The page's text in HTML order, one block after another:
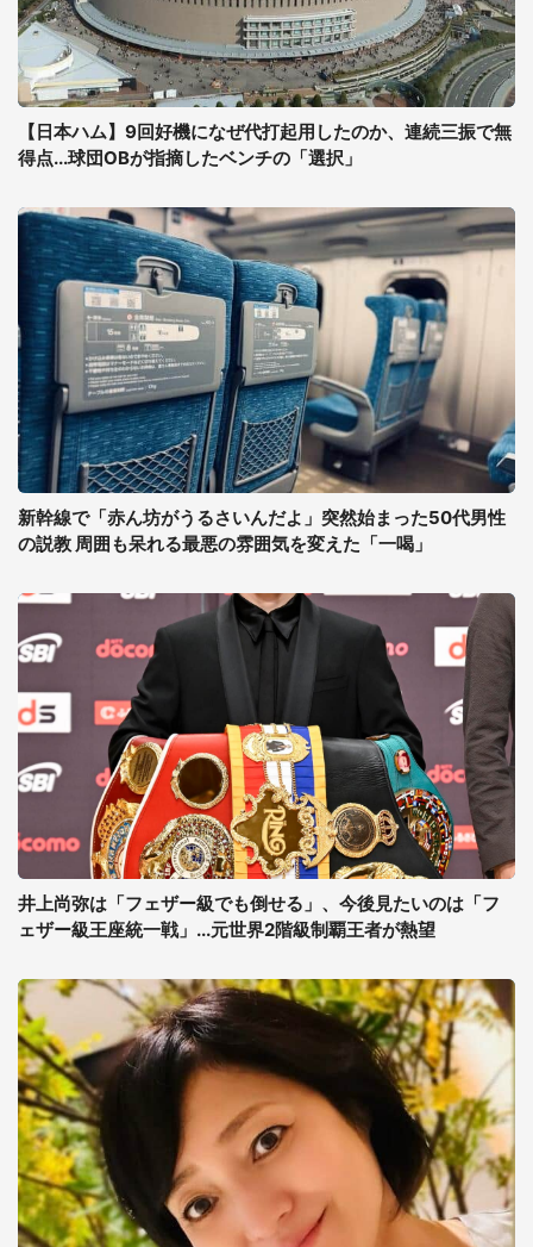
【日本ハム】9回好機になぜ代打起用したのか、連続三振で無
得点...球団OBが指摘したベンチの「選択」
新幹線で「赤ん坊がうるさいんだよ」突然始まった50代男性
の説教 周囲も呆れる最悪の雰囲気を変えた「一喝」
井上尚弥は「フェザー級でも倒せる」、今後見たいのは「フ
ェザー級王座統一戦」...元世界2階級制覇王者が熱望